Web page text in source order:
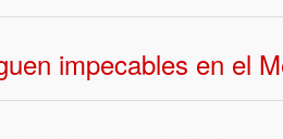
impecables en el